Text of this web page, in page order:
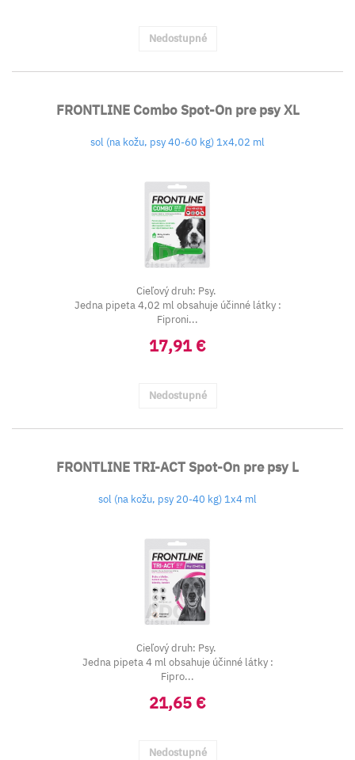
Nedostupné
FRONTLINE Combo Spot-On pre psy XL
sol (na kožu, psy 40-60 kg) 1x4,02 ml
Cieľový druh: Psy.
Jedna pipeta 4,02 ml obsahuje účinné látky :
Fiproni...
17,91 €
Nedostupné
FRONTLINE TRI-ACT Spot-On pre psy L
sol (na kožu, psy 20-40 kg) 1x4 ml
Cieľový druh: Psy.
Jedna pipeta 4 ml obsahuje účinné látky :
Fipro...
21,65 €
Nedostupné